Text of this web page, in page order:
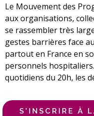
Le Mouvement des
aux organisations,
se rassembler très
gestes barrières face
partout en France en
personnels
quotidiens du 20h, les
S'INSCRIRE À